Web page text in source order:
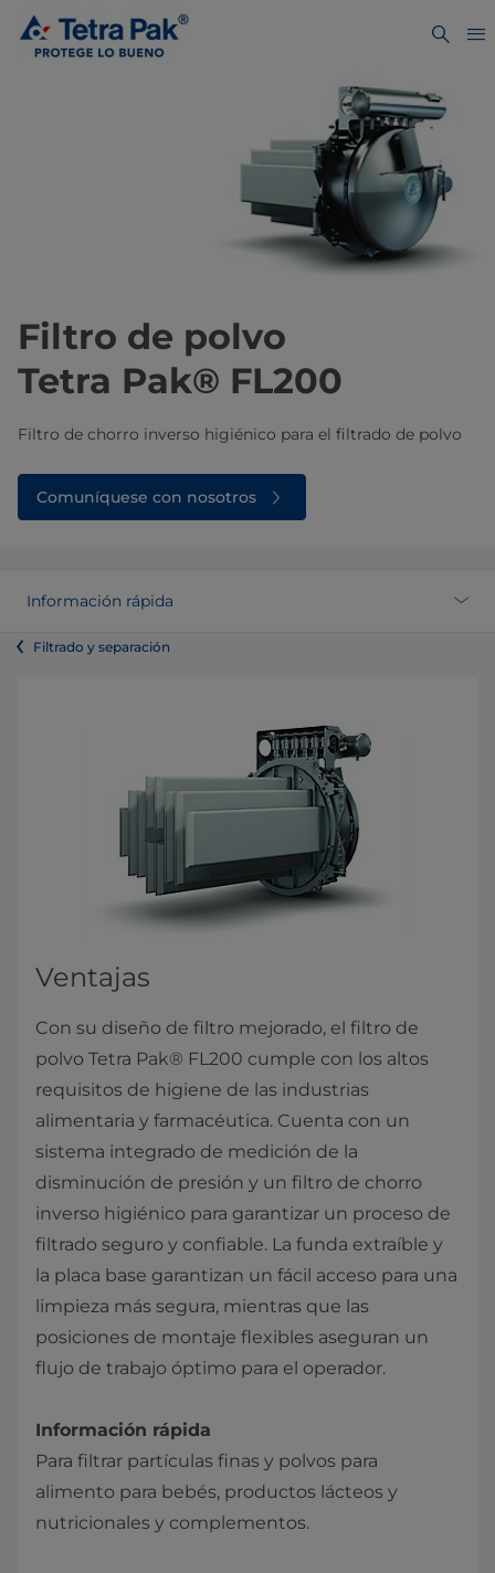
Filtro de polvo
Tetra Pak® FL200
Filtro de chorro inverso higiénico para el filtrado de polvo
Comuníquese con nosotros
Información rápida
Filtrado y separación
Ventajas
Con su diseño de filtro mejorado, el filtro de
polvo Tetra Pak® FL200 cumple con los altos
requisitos de higiene de las industrias
alimentaria y farmacéutica. Cuenta con un
sistema integrado de medición de la
disminución de presión y un filtro de chorro
inverso higiénico para garantizar un proceso de
filtrado seguro y confiable. La funda extraíble y
la placa base garantizan un fácil acceso para una
limpieza más segura, mientras que las
posiciones de montaje flexibles aseguran un
flujo de trabajo óptimo para el operador.
Información rápida
Para filtrar partículas finas y polvos para
alimento para bebés, productos lácteos y
nutricionales y complementos.